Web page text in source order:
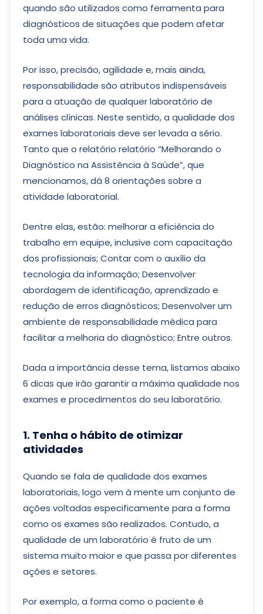
quando são utilizados como ferramenta para
diagnósticos de situações que podem afetar
toda uma vida.
Por isso, precisão, agilidade e, mais ainda,
responsabilidade são atributos indispensáveis
para a atuação de qualquer laboratório de
análises clínicas. Neste sentido, a qualidade dos
exames laboratoriais deve ser levada a sério.
Tanto que o relatório relatório “Melhorando o
Diagnóstico na Assistência à Saúde”, que
mencionamos, dá 8 orientações sobre a
atividade laboratorial.
Dentre elas, estão: melhorar a eficiência do
trabalho em equipe, inclusive com capacitação
dos profissionais; Contar com o auxílio da
tecnologia da informação; Desenvolver
abordagem de identificação, aprendizado e
redução de erros diagnósticos; Desenvolver um
ambiente de responsabilidade médica para
facilitar a melhoria do diagnóstico; Entre outros.
Dada a importância desse tema, listamos abaixo
6 dicas que irão garantir a máxima qualidade nos
exames e procedimentos do seu laboratório.
1. Tenha o hábito de otimizar
atividades
Quando se fala de qualidade dos exames
laboratoriais, logo vem à mente um conjunto de
ações voltadas especificamente para a forma
como os exames são realizados. Contudo, a
qualidade de um laboratório é fruto de um
sistema muito maior e que passa por diferentes
ações e setores.
Por exemplo, a forma como o paciente é